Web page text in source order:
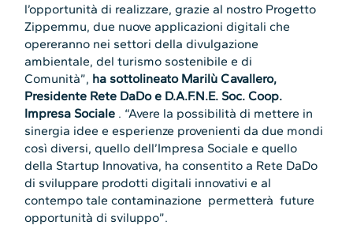
l’opportunità di realizzare, grazie al nostro Progetto
Zippemmu, due nuove applicazioni digitali che
opereranno nei settori della divulgazione
ambientale, del turismo sostenibile e di
Comunità”, ha sottolineato Marilù Cavallero,
Presidente Rete DaDo e D.A.F.N.E. Soc. Coop.
Impresa Sociale . “Avere la possibilità di mettere in
sinergia idee e esperienze provenienti da due mondi
così diversi, quello dell’Impresa Sociale e quello
della Startup Innovativa, ha consentito a Rete DaDo
di sviluppare prodotti digitali innovativi e al
contempo tale contaminazione permetterà future
opportunità di sviluppo”.